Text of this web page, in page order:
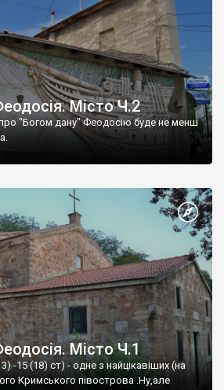
Місто Ч.2
про "Богом дану" Феодосію буде не менш
Місто Ч.1
-15 (18) ст) - одне з найцікавіших (на
Кримського півострова .Ну,але